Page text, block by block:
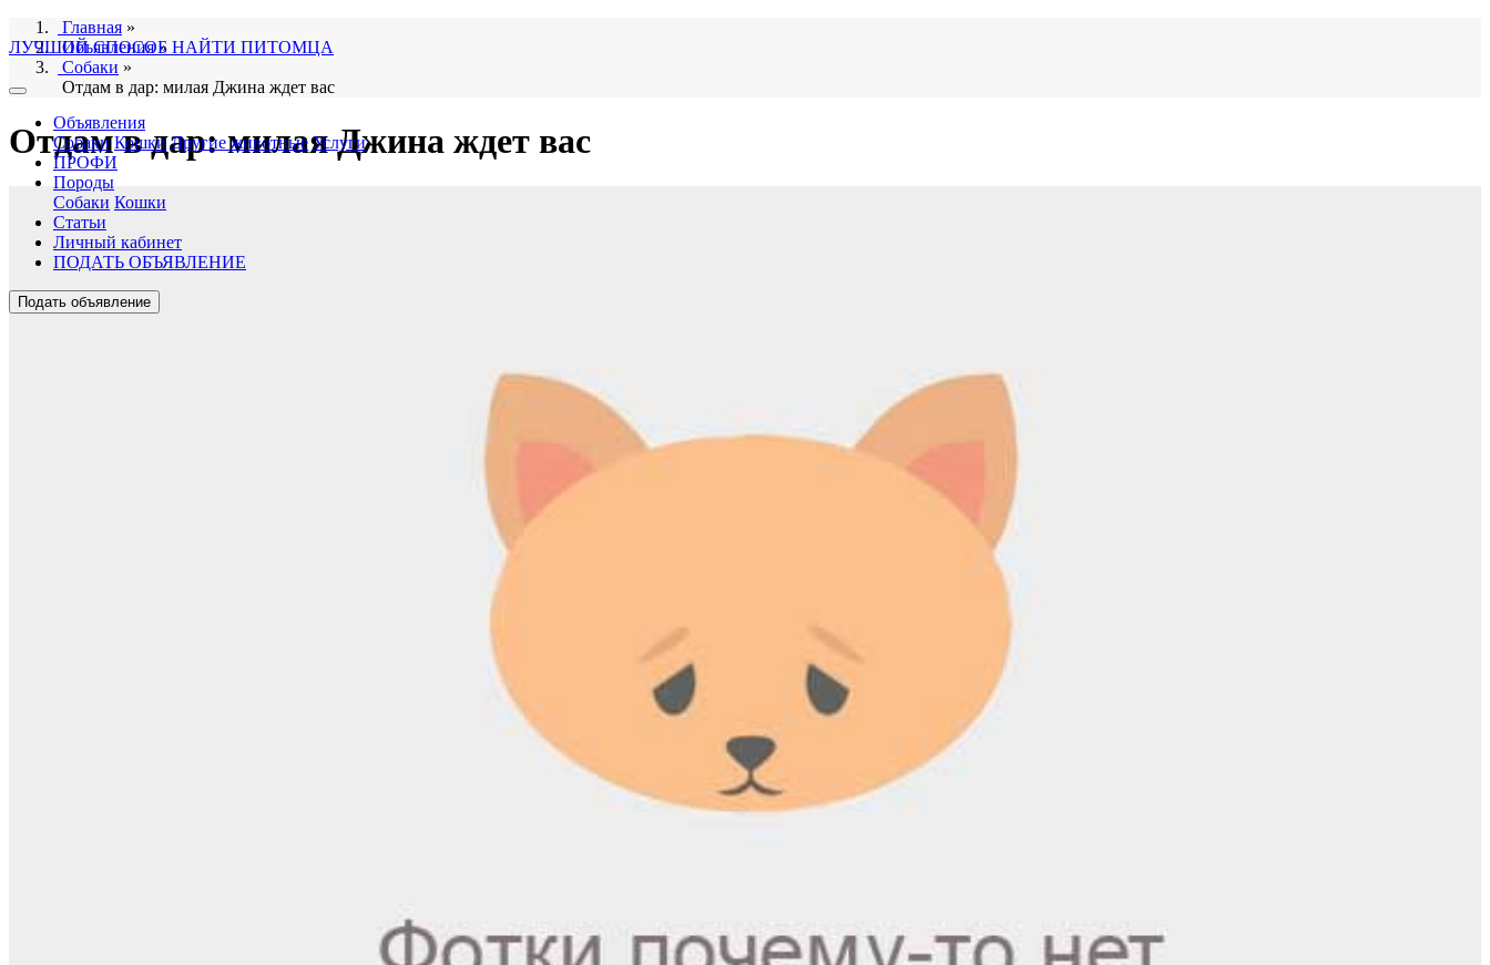
ЛУЧШИЙ СПОСОБ НАЙТИ ПИТОМЦА
Объявления
Собаки Кошки Другие животные Услуги
ПРОФИ
Породы
Собаки Кошки
Статьи
Личный кабинет
ПОДАТЬ ОБЪЯВЛЕНИЕ
Подать объявление
Главная »
Объявления»
Собаки »
Отдам в дар: милая Джина ждет вас
Отдам в дар: милая Джина ждет вас